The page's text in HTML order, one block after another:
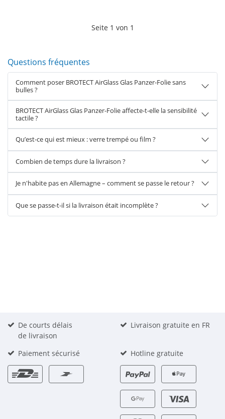
Seite 1 von 1
Questions fréquentes
Comment poser BROTECT AirGlass Glas Panzer-Folie sans
bulles ?
BROTECT AirGlass Glas Panzer-Folie affecte-t-elle la sensibilité
tactile ?
Qu’est-ce qui est mieux : verre trempé ou film ?
Combien de temps dure la livraison ?
Je n'habite pas en Allemagne – comment se passe le retour ?
Que se passe-t-il si la livraison était incomplète ?
De courts délais
de livraison
Livraison gratuite en FR
Paiement sécurisé Hotline gratuite